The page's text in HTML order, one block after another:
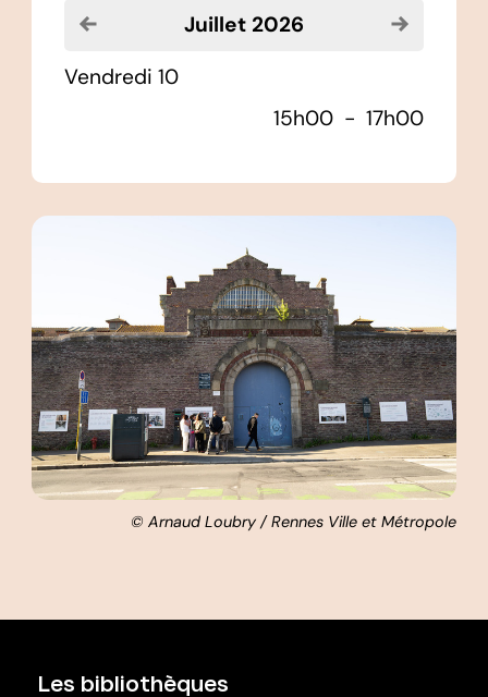
Voir le mois précédentjuillet 2026
vendredi 10
15h00 - 17h00
© Arnaud Loubry / Rennes Ville et Métropole
Les bibliothèques